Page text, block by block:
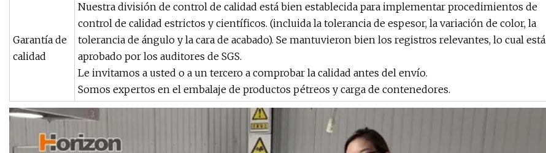
Garantía de
calidad
Nuestra división de control de calidad está bien establecida para implementar procedimientos de
control de calidad estrictos y científicos. (incluida la tolerancia de espesor, la variación de color, la
tolerancia de ángulo y la cara de acabado). Se mantuvieron bien los registros relevantes, lo cual está
aprobado por los auditores de SGS.
Le invitamos a usted o a un tercero a comprobar la calidad antes del envío.
Somos expertos en el embalaje de productos pétreos y carga de contenedores.